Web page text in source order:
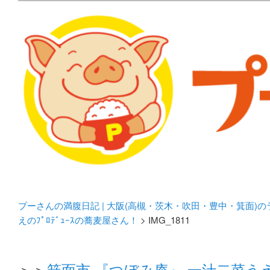
プーさんの満腹日記 |
豊中・箕面)のランチ＆
化してます。
プーさんの満腹日記 | 大阪(高槻・茨木・吹田・豊中・箕面)
えのﾌﾟﾛﾃﾞｭｰｽの蕎麦屋さん！ > IMG_1811